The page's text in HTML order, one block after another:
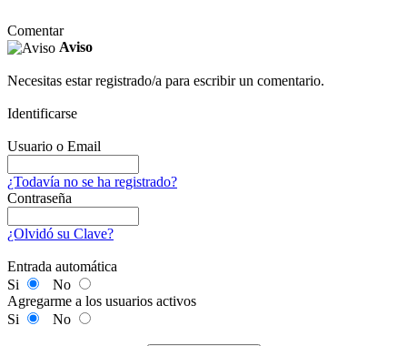
Comentar
Aviso
Necesitas estar registrado/a para escribir un comentario.
Identificarse
Usuario o Email
¿Todavía no se ha registrado?
Contraseña
¿Olvidó su Clave?
Entrada automática
Si
No
Agregarme a los usuarios activos
Si
No